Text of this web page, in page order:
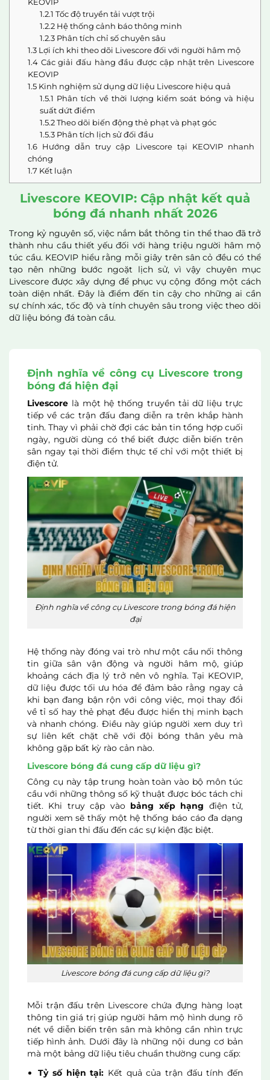
1.2.1 Tốc độ truyền tải vượt trội
1.2.2Hệ thống cảnh báo thông minh
1.2.3Phân tích chỉ số chuyên sâu
1.3Lợi ích khi theo dõi Livescore đối với người hâm mộ
1.4Các giải đấu hàng đầu được cập nhật trên Livescore
KEOVIP
1.5Kinh nghiệm sử dụng dữ liệu Livescore hiệu quả
1.5.1 Phân tích về thời lượng kiểm soát bóng và hiệu
suất dứt điểm
1.5.2Theo dõi biến động thẻ phạt và phạt góc
1.5.3Phân tích lịch sử đối đầu
1.6Hướng dẫn truy cập Livescore tại KEOVIP nhanh
chóng
1.7 Kết luận
Livescore KEOVIP: Cập nhật kết quả
bóng đá nhanh nhất 2026
Trong kỷ nguyên số, việc nắm bắt thông tin thể thao đã trở
thành nhu cầu thiết yếu đối với hàng triệu người hâm mộ
túc cầu. KEOVIP hiểu rằng mỗi giây trên sân cỏ đều có thể
tạo nên những bước ngoặt lịch sử, vì vậy chuyên mục
Livescore được xây dựng để phục vụ cộng đồng một cách
toàn diện nhất. Đây là điểm đến tin cậy cho những ai cần
sự chính xác, tốc độ và tính chuyên sâu trong việc theo dõi
dữ liệu bóng đá toàn cầu.
Định nghĩa về công cụ Livescore trong
bóng đá hiện đại
Livescore là một hệ thống truyền tải dữ liệu trực
tiếp về các trận đấu đang diễn ra trên khắp hành
tinh. Thay vì phải chờ đợi các bản tin tổng hợp cuối
ngày, người dùng có thể biết được diễn biến trên
sân ngay tại thời điểm thực tế chỉ với một thiết bị
điện tử.
Định nghĩa về công cụ Livescore trong bóng đá hiện
đại
Hệ thống này đóng vai trò như một cầu nối thông
tin giữa sân vận động và người hâm mộ, giúp
khoảng cách địa lý trở nên vô nghĩa. Tại KEOVIP,
dữ liệu được tối ưu hóa để đảm bảo rằng ngay cả
khi bạn đang bận rộn với công việc, mọi thay đổi
về tỉ số hay thẻ phạt đều được hiển thị minh bạch
và nhanh chóng. Điều này giúp người xem duy trì
sự liên kết chặt chẽ với đội bóng thân yêu mà
không gặp bất kỳ rào cản nào.
Livescore bóng đá cung cấp dữ liệu gì?
Công cụ này tập trung hoàn toàn vào bộ môn túc
cầu với những thông số kỹ thuật được bóc tách chi
tiết. Khi truy cập vào bảng xếp hạng điện tử,
người xem sẽ thấy một hệ thống báo cáo đa dạng
từ thời gian thi đấu đến các sự kiện đặc biệt.
Livescore bóng đá cung cấp dữ liệu gì?
Mỗi trận đấu trên Livescore chứa đựng hàng loạt
thông tin giá trị giúp người hâm mộ hình dung rõ
nét về diễn biến trên sân mà không cần nhìn trực
tiếp hình ảnh. Dưới đây là những nội dung cơ bản
mà một bảng dữ liệu tiêu chuẩn thường cung cấp:
Tỷ số hiện tại: Kết quả của trận đấu tính đến